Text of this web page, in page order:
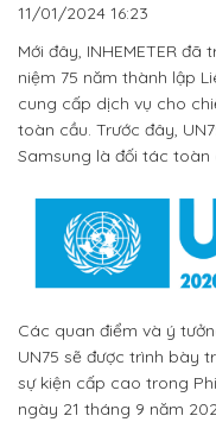
11/01/2024 16:23
Mới đây, INHEMETER
niệm 75 năm thành lập
cung cấp dịch vụ cho
toàn cầu. Trước đây,
Samsung là đối tác toàn
Các quan điểm và ý
UN75 sẽ được trình bày
sự kiện cấp cao trong
ngày 21 tháng 9 năm